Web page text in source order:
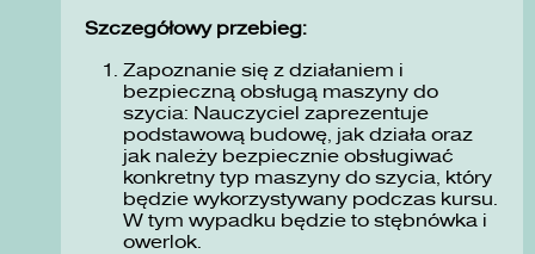
Szczegółowy przebieg:
Zapoznanie się z działaniem i
bezpieczną obsługą maszyny do
szycia: Nauczyciel zaprezentuje
podstawową budowę, jak działa oraz
jak należy bezpiecznie obsługiwać
konkretny typ maszyny do szycia, który
będzie wykorzystywany podczas kursu.
W tym wypadku będzie to stębnówka i
owerlok.